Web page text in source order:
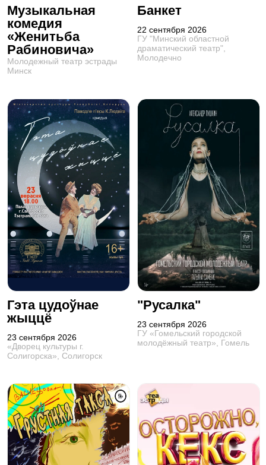
Музыкальная
комедия
«Женитьба
Рабиновича»
Молодежный театр эстрады
Минск
Банкет
22 сентября 2026
ГУ "Минский областной
драматический театр",
Молодечно
Гэта цудоўнае
жыццё
23 сентября 2026
«Дворец культуры г.
Солигорска», Солигорск
"Русалка"
23 сентября 2026
ГУ «Гомельский городской
молодёжный театр», Гомель